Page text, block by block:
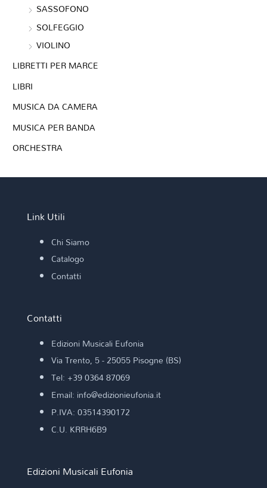
SASSOFONO
SOLFEGGIO
VIOLINO
LIBRETTI PER MARCE
LIBRI
MUSICA DA CAMERA
MUSICA PER BANDA
ORCHESTRA
Link Utili
Chi Siamo
Catalogo
Contatti
Contatti
Edizioni Musicali Eufonia
Via Trento, 5 - 25055 Pisogne (BS)
Tel: +39 0364 87069
Email: info@edizionieufonia.it
P.IVA: 03514390172
C.U. KRRH6B9
Edizioni Musicali Eufonia